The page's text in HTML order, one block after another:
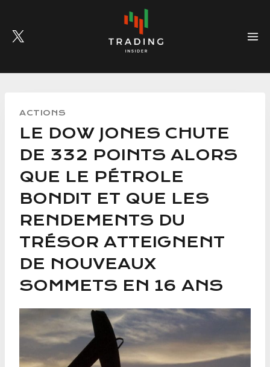
content
ACTIONS
LE DOW JONES CHUTE
DE 332 POINTS ALORS
QUE LE PÉTROLE
BONDIT ET QUE LES
RENDEMENTS DU
TRÉSOR ATTEIGNENT
DE NOUVEAUX
SOMMETS EN 16 ANS